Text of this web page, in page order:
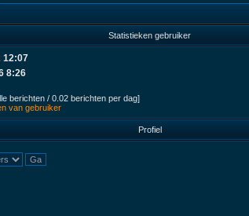
Statistieken gebruiker
12:07
8:26
berichten / 0.02 berichten per dag]
van gebruiker
Profiel